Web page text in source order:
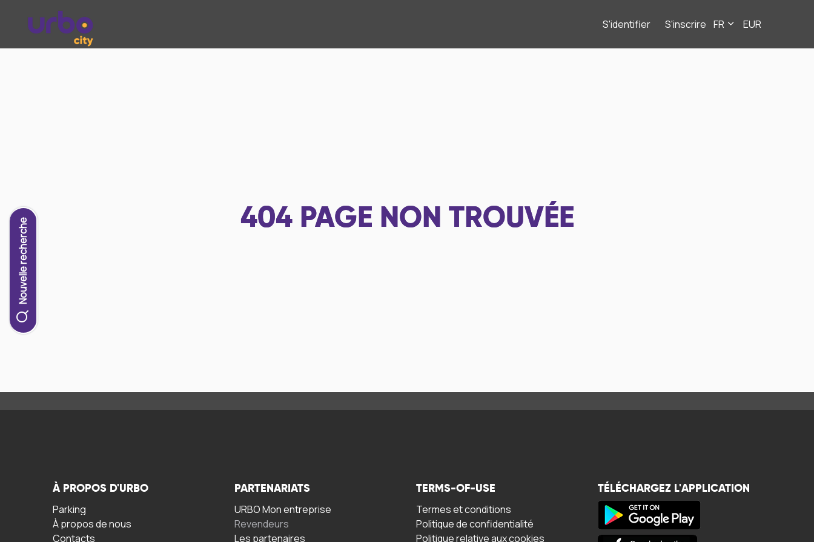
S'identifier S'inscrire FR EUR
Nouvelle recherche 404 PAGE NON TROUVÉE
À PROPOS D'URBO
Parking
À propos de nous
Contacts
PARTENARIATS
URBO Mon entreprise
Revendeurs
Les partenaires
TERMS-OF-USE
Termes et conditions
Politique de confidentialité
Politique relative aux cookies
TÉLÉCHARGEZ L'APPLICATION